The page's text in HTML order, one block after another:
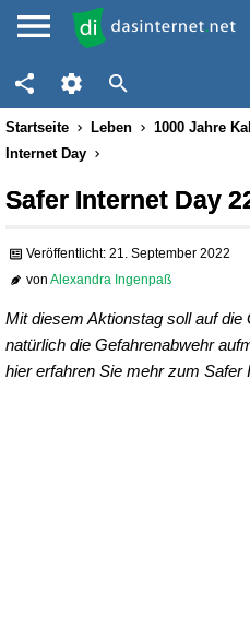
Startseite Leben 1000 Jahre
Internet Day
Safer Internet Day
Veröffentlicht: 21. September 2022
vonAlexandra Ingenpaß
Mit diesem Aktionstag soll auf die
natürlich die Gefahrenabwehr
hier erfahren Sie mehr zum Safer